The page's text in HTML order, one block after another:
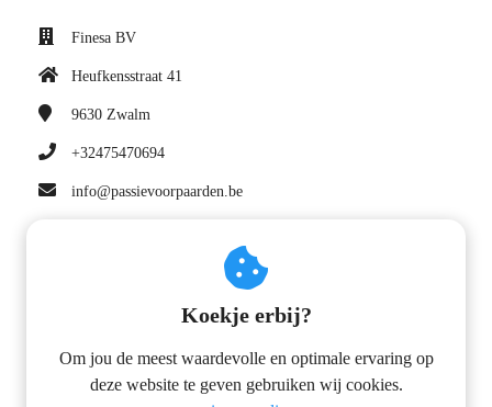
Finesa BV
Heufkensstraat 41
9630 Zwalm
+32475470694
info@passievoorpaarden.be
Koekje erbij?
Om jou de meest waardevolle en optimale ervaring op
deze website te geven gebruiken wij cookies.